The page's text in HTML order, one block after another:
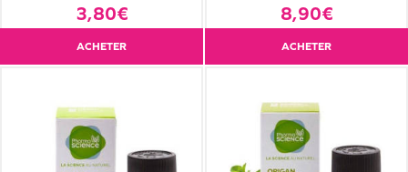
3,80€
ACHETER
8,90€
ACHETER